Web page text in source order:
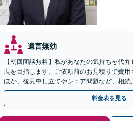
遺言無効
【初回面談無料】私があなたの気持ちを代
現を目指します。ご依頼前のお見積りで費
ほか、後見申し立てやシニア問題など、相続
能」【WEB面談対応】
料金表を見る